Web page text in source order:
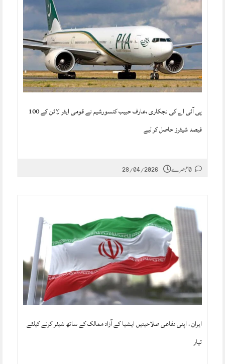
پی آئی اے کی نجکاری ،عارف حبیب کنسورشیم نے قومی ایئر لائن کے 100
فیصد شیئرز حاصل کر لیے
28/04/2026
ایران ، اپنی دفاعی صلاحیتیں ایشیا کے آزاد ممالک کے ساتھ شیئر کرنے کیلئے
تیار